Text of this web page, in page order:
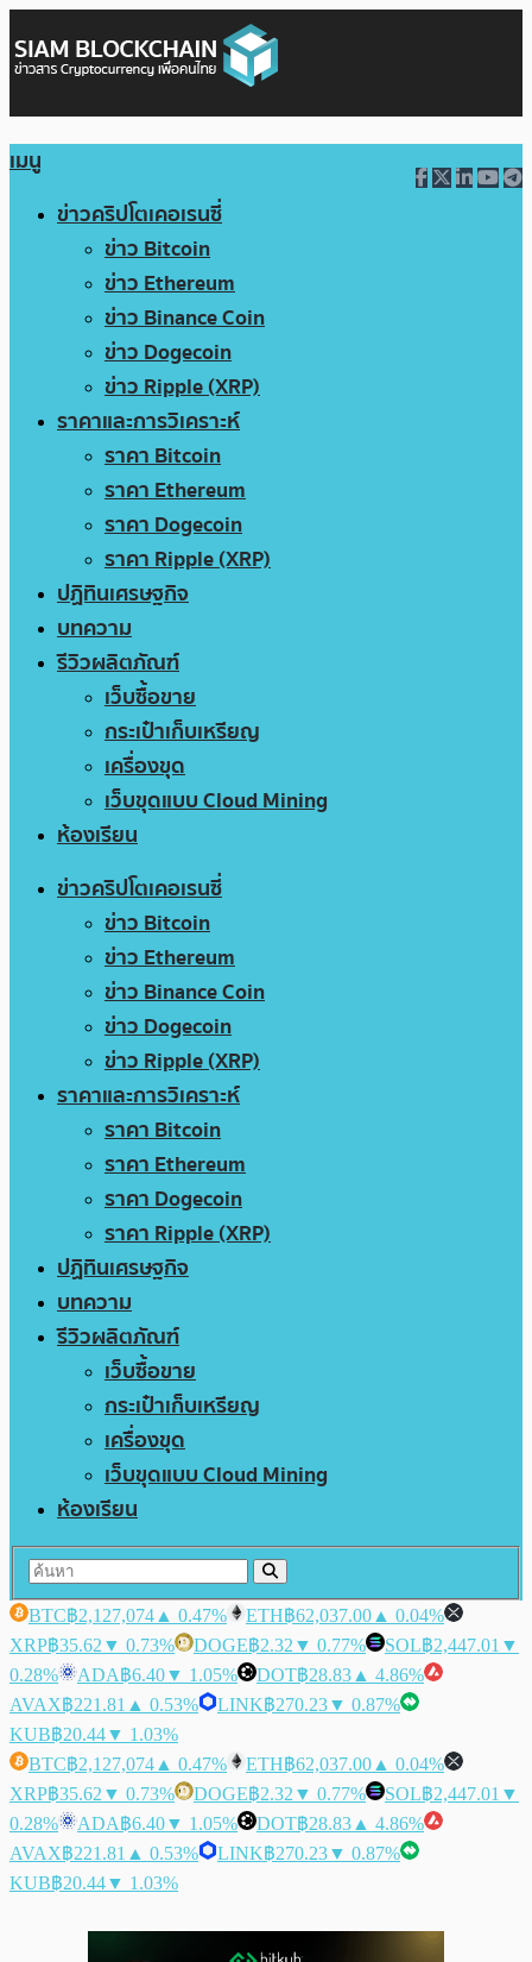
เมนู
ข่าวคริปโตเคอเรนซี่
ข่าว Bitcoin
ข่าว Ethereum
ข่าว Binance Coin
ข่าว Dogecoin
ข่าว Ripple (XRP)
ราคาและการวิเคราะห์
ราคา Bitcoin
ราคา Ethereum
ราคา Dogecoin
ราคา Ripple (XRP)
ปฏิทินเศรษฐกิจ
บทความ
รีวิวผลิตภัณฑ์
เว็บซื้อขาย
กระเป๋าเก็บเหรียญ
เครื่องขุด
เว็บขุดแบบ Cloud Mining
ห้องเรียน
ข่าวคริปโตเคอเรนซี่
ข่าว Bitcoin
ข่าว Ethereum
ข่าว Binance Coin
ข่าว Dogecoin
ข่าว Ripple (XRP)
ราคาและการวิเคราะห์
ราคา Bitcoin
ราคา Ethereum
ราคา Dogecoin
ราคา Ripple (XRP)
ปฏิทินเศรษฐกิจ
บทความ
รีวิวผลิตภัณฑ์
เว็บซื้อขาย
กระเป๋าเก็บเหรียญ
เครื่องขุด
เว็บขุดแบบ Cloud Mining
ห้องเรียน
BTC฿2,127,074 ▲ 0.47% ETH฿62,037.00 ▲ 0.04%
XRP฿35.62 ▼ 0.73% DOGE฿2.32 ▼ 0.77% SOL฿2,447.01 ▼
0.28%
ADA฿6.40▼ 1.05% DOT฿28.83 ▲ 4.86%
AVAX฿221.81 ▲ 0.53% LINK฿270.23▼ 0.87%
KUB฿20.44▼ 1.03%
BTC฿2,127,074 ▲ 0.47% ETH฿62,037.00 ▲ 0.04%
XRP฿35.62 ▼ 0.73% DOGE฿2.32 ▼ 0.77% SOL฿2,447.01 ▼
0.28%
ADA฿6.40▼ 1.05% DOT฿28.83 ▲ 4.86%
AVAX฿221.81 ▲ 0.53% LINK฿270.23▼ 0.87%
KUB฿20.44▼ 1.03%